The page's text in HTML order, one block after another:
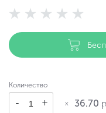
Количество
36.70